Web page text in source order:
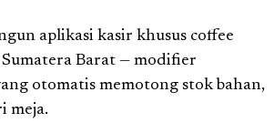
aplikasi kasir khusus coffee
Sumatera Barat — modifier
otomatis memotong stok bahan,
meja.